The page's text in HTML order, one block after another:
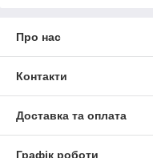
Про нас
Контакти
Доставка та оплата
Графік роботи